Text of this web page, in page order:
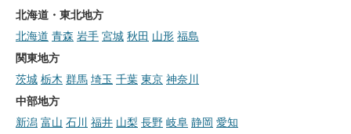
北海道・東北地方
北海道 青森 岩手 宮城 秋田 山形 福島
関東地方
茨城 栃木 群馬 埼玉 千葉 東京 神奈川
中部地方
新潟 富山 石川 福井 山梨 長野 岐阜 静岡 愛知